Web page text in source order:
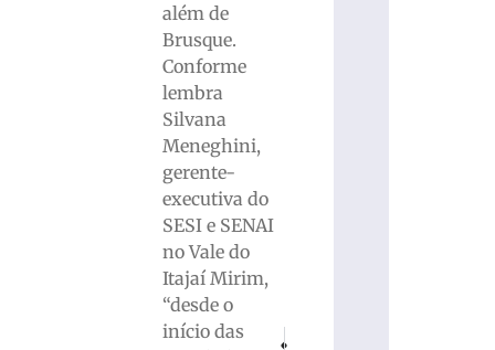
além de
Brusque.
Conforme
lembra
Silvana
Meneghini,
gerente-
executiva do
SESI e SENAI
no Vale do
Itajaí Mirim,
“desde o
início das